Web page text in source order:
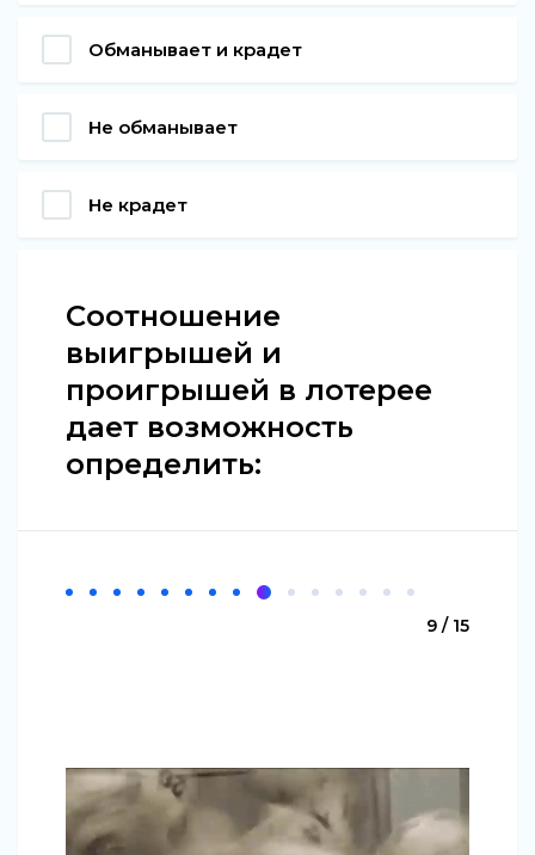
Обманывает и крадет
Не обманывает
Не крадет
Соотношение
выигрышей и
проигрышей в лотерее
дает возможность
определить:
9 / 15